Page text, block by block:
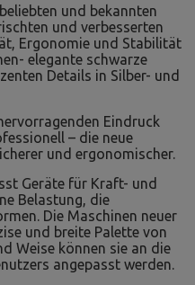
und bekannten
und verbesserten
Ergonomie und Stabilität
elegante schwarze
Details in Silber- und
Eindruck
– die neue
und ergonomischer.
Geräte für Kraft- und
Belastung, die
Die Maschinen neuer
und breite Palette von
Weise können sie an die
angepasst werden.